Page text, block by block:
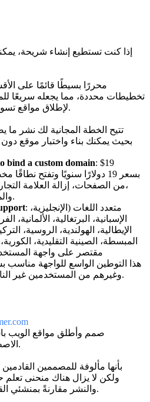
تخطيطات محددة، مما يجعله سريعًا
لإطلاق مواقع تسويقية صغيرة أو شخصية.
bind a custom domain: $19
من الصفحات، إزالة العلامة
Google Analytics، والمزيد.
: متعدد اللغات (الإنجليزية،
الإسبانية، البرتغالية، الألمانية،
الإيطالية، الهولندية، الروسية،
المبسطة، الصينية التقليدية،
مقتصر على واجهة
هذا التوطين الواسع للواجهة
CJKI وغيرهم من المستخدمين غير الناطقين بالإنجليزية.
الاصطناعي في لوحة واحدة.
التخطيط، CMS، والنشر مقارنةً بمنشئي القوالب.